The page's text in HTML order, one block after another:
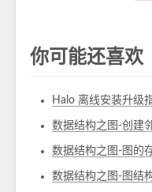
你可能还喜欢
Halo 离线安装升级
数据结构之图-创建
数据结构之图-图的
数据结构之图-图结